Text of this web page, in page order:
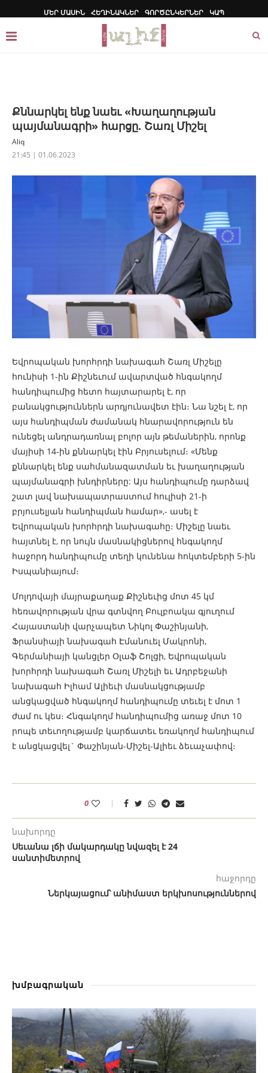
ՄԵՐ ՄԱՍԻՆ ՀԵՂԻՆԱԿՆԵՐ ԳՈՐԾԸՆԿԵՐՆԵՐ ԿԱՊ
Քննարկել ենք նաեւ «Խաղաղության
պայմանագրի» հարցը. Շառլ Միշել
Aliq
21:45 | 01.06.2023
Եվրոպական խորհրդի նախագահ Շառլ Միշելը
հունիսի 1-ին Քիշնեւում ավարտված հնգակողմ
հանդիպումից հետո հայտարարել է, որ
բանակցություններն արդյունավետ էին։ Նա նշել է, որ
այս հանդիպման ժամանակ հնարավորություն են
ունեցել անդրադառնալ բոլոր այն թեմաներին, որոնք
մայիսի 14-ին քննարկել էին Բրյուսելում։ «Մենք
քննարկել ենք սահմանազատման եւ խաղաղության
պայմանագրի խնդիրները: Այս հանդիպումը դարձավ
շատ լավ նախապատրաստում հուլիսի 21-ի
բրյուսելյան հանդիպման համար»,- ասել է
Եվրոպական խորհրդի նախագահը։ Միշելը նաեւ
հայտնել է, որ նույն մասնակիցներով հնգակողմ
հաջորդ հանդիպումը տեղի կունենա հոկտեմբերի 5-ին
Իսպանիայում։
Մոլդովայի մայրաքաղաք Քիշնեւից մոտ 45 կմ
հեռավորության վրա գտնվող Բուլբոակա գյուղում
Հայաստանի վարչապետ Նիկոլ Փաշինյանի,
Ֆրանսիայի նախագահ Էմանուել Մակրոնի,
Գերմանիայի կանցլեր Օլաֆ Շոլցի, Եվրոպական
խորհրդի նախագահ Շառլ Միշելի եւ Ադրբեջանի
նախագահ Իլհամ Ալիեւի մասնակցությամբ
անցկացված հնգակողմ հանդիպումը տեւել է մոտ 1
ժամ ու կես։ Հնգակողմ հանդիպումից առաջ մոտ 10
րոպե տեւողությամբ կարճատեւ եռակողմ հանդիպում
է անցկացվել` Փաշինյան-Միշել-Ալիեւ ձեւաչափով։
0
նախորդը
Սեւանա լճի մակարդակը նվազել է 24
սանտիմետրով
հաջորդը
Ներկայացում՝ անիմաստ երկխոսություններով
խմբագրական